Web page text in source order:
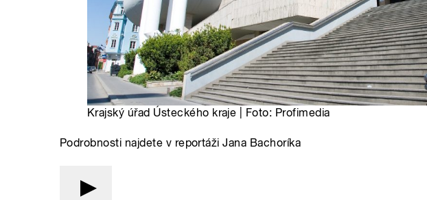
Krajský úřad Ústeckého kraje | Foto: Profimedia
Podrobnosti najdete v reportáži Jana Bachoríka